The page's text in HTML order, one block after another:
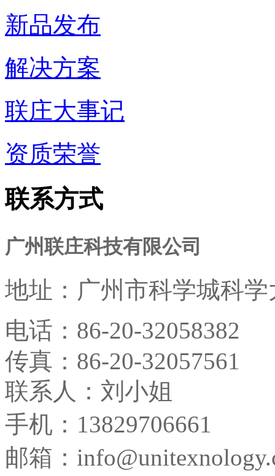
新品发布
解决方案
联庄大事记
资质荣誉
联系方式
广州联庄科技有限公司
地址： 广州市科学城科
电话： 86-20-32058382
传真： 86-20-32057561
联系人：刘小姐
手机：13829706661
邮箱：